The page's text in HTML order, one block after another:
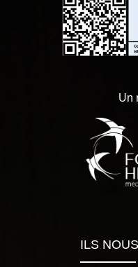
Un
ILS